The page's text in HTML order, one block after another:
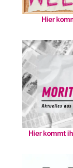
Hier
Hier kommt